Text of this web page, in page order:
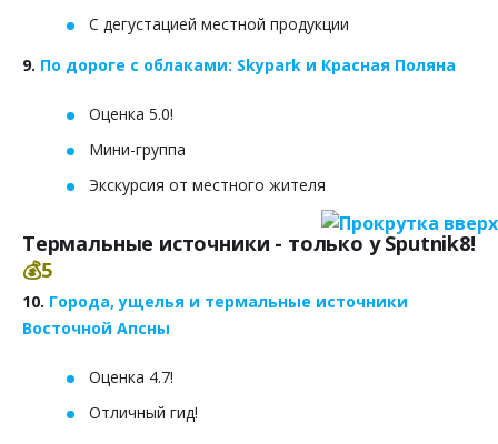
С дегустацией местной продукции
9. По дороге с облаками: Skypark и Красная Поляна
Оценка 5.0!
Мини-группа
Экскурсия от местного жителя
Термальные источники - только у Sputnik8!
💰5
10. Города, ущелья и термальные источники
Восточной Апсны
Оценка 4.7!
Отличный гид!